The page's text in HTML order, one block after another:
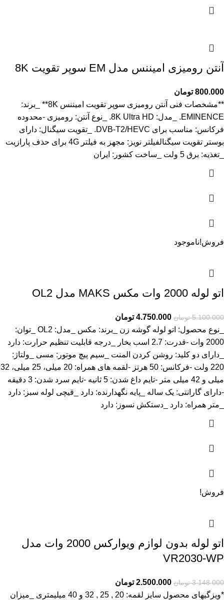
آنتن رومیزی امیننس مدل EM سوپر تقویت 8K
800.000 تومان
**مشخصات فنی آنتن رومیزی سوپر تقویت امیننس 8K** _برند:
EMINENCE. _مدل: 8K Ultra HD. _نوع آنتن: رومیزی -محدوده
فرکانس: مناسب برای DVB-T2/HEVC. _تقویت سیگنال: دارای
بوستر تقویت سیگنالفیلتر نویز: مجهز به فیلتر 4G برای حذف پارازیت
_تغذیه: برق 5 ولت _ساخت کشور: ایران
فروش!ناموجود
اتو لوله 2000 وات مکس MAKS مدل OL2
5.100.000 تومان 4.750.000 تومان
_نوع محصول: اتو لوله گوشه زن _برند: مکس _مدل: OL2 _توان:
2000 وات -قدرت: 2.7 اسب بخار _درجه قابلیت تنظیم حرارت: دارد
_دارای دو کلید: روشن کردن المنت _سیم پیچ موتور: مسی _ولتاژ:
220 ولت -فرکانس: 50 هرتز -لقمه های همراه: 20 میلی، 25 میلی، 32
میلی و 42 میلی متر -تایم داغ شدن: 5 ثانیه -تایم سرد شدن: 3 دقیقه
-دارای گارانتی: یک ساله _پایه نگهدارنده: دارد _قیچی لوله سبز: دارد
_متر همراه: دارد _دستکش نسوز: دارد
فروش!
اتو لوله بدون لوازم ویوارکس 2000 وات مدل
VR2030-WP
3.148.000 تومان 2.500.000 تومان
*ویزگیهای محصول سایز لقمه: 20 , 25 , 32 و 40 میلیمتری _میزان